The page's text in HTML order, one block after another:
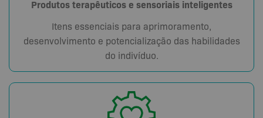
Produtos terapêuticos e sensoriais inteligentes
Itens essenciais para aprimoramento,
desenvolvimento e potencialização das habilidades
do indivíduo.